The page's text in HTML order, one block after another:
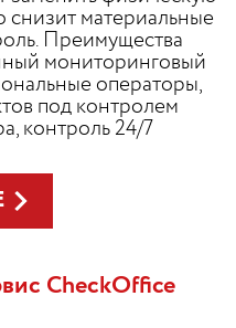
снизит материальные
Преимущества
мониторинговый
операторы,
под контролем
контроль 24/7
CheckOffice